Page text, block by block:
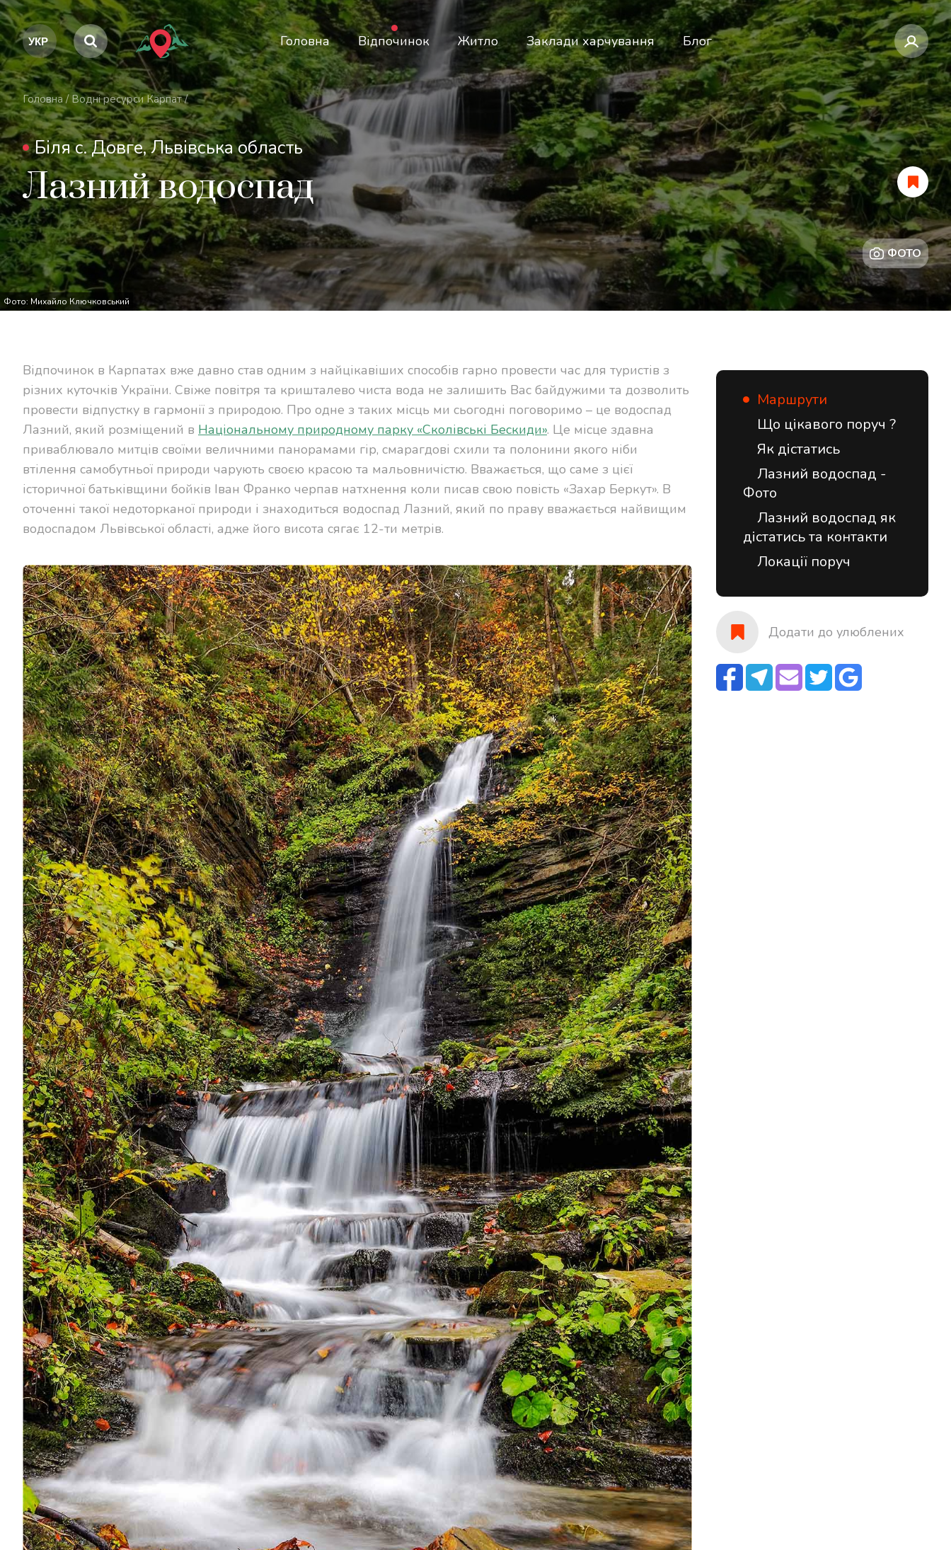
Головна Відпочинок Житло Заклади харчування Блог
Головна / Водні ресурси Карпат /
Біля с. Довге, Львівська область
Лазний водоспад
ФОТО
Фото: Михайло Ключковський
Відпочинок в Карпатах вже давно став одним з найцікавіших способів гарно провести час для туристів з
різних куточків України. Свіже повітря та кришталево чиста вода не залишить Вас байдужими та дозволить
провести відпустку в гармонії з природою. Про одне з таких місць ми сьогодні поговоримо – це водоспад
Лазний, який розміщений в Національному природному парку «Сколівські Бескиди». Це місце здавна
приваблювало митців своїми величними панорамами гір, смарагдові схили та полонини якого ніби
втілення самобутньої природи чарують своєю красою та мальовничістю. Вважається, що саме з цієї
історичної батьківщини бойків Іван Франко черпав натхнення коли писав свою повість «Захар Беркут». В
оточенні такої недоторканої природи і знаходиться водоспад Лазний, який по праву вважається найвищим
водоспадом Львівської області, адже його висота сягає 12-ти метрів.
Маршрути
Що цікавого поруч ?
Як дістатись
Лазний водоспад -
Фото
Лазний водоспад як
дістатись та контакти
Локації поруч
Додати до улюблених